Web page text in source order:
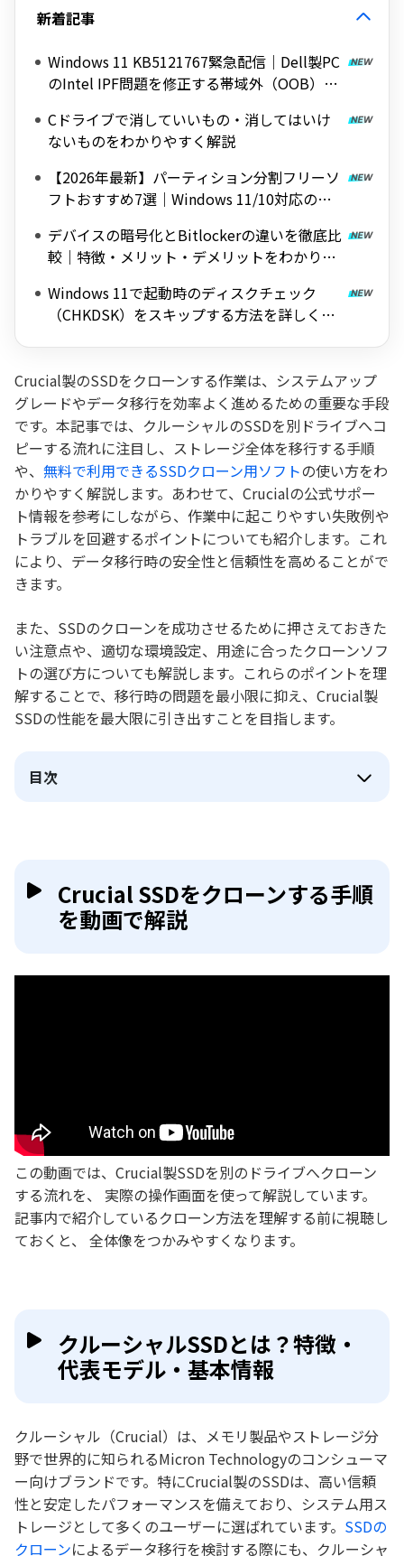
新着記事
Windows 11 KB5121767緊急配信｜Dell製PC
のIntel IPF問題を修正する帯域外（OOB）ア
Cドライブで消していいもの・消してはいけ
ないものをわかりやすく解説
【2026年最新】パーティション分割フリーソ
フトおすすめ7選｜Windows 11/10対応の無
デバイスの暗号化とBitlockerの違いを徹底比
較｜特徴・メリット・デメリットをわかりや
Windows 11で起動時のディスクチェック
（CHKDSK）をスキップする方法を詳しく解
Crucial製のSSDをクローンする作業は、システムアップ
グレードやデータ移行を効率よく進めるための重要な手段
です。本記事では、クルーシャルのSSDを別ドライブへコ
ピーする流れに注目し、ストレージ全体を移行する手順
や、 無料で利用できるSSDクローン用ソフトの使い方をわ
かりやすく解説します。あわせて、Crucialの公式サポー
ト情報を参考にしながら、作業中に起こりやすい失敗例や
トラブルを回避するポイントについても紹介します。これ
により、データ移行時の安全性と信頼性を高めることがで
きます。
また、SSDのクローンを成功させるために押さえておきた
い注意点や、適切な環境設定、用途に合ったクローンソフ
トの選び方についても解説します。これらのポイントを理
解することで、移行時の問題を最小限に抑え、Crucial製
SSDの性能を最大限に引き出すことを目指します。
目次
Crucial SSDをクローンする手順
を動画で解説
この動画では、Crucial製SSDを別のドライブへクローン
する流れを、 実際の操作画面を使って解説しています。
記事内で紹介しているクローン方法を理解する前に視聴し
ておくと、 全体像をつかみやすくなります。
クルーシャルSSDとは？特徴・
代表モデル・基本情報
クルーシャル（Crucial）は、メモリ製品やストレージ分
野で世界的に知られるMicron Technologyのコンシューマ
ー向けブランドです。特にCrucial製のSSDは、高い信頼
性と安定したパフォーマンスを備えており、システム用ス
トレージとして多くのユーザーに選ばれています。 SSDの
クローンによるデータ移行を検討する際にも、クルーシャ